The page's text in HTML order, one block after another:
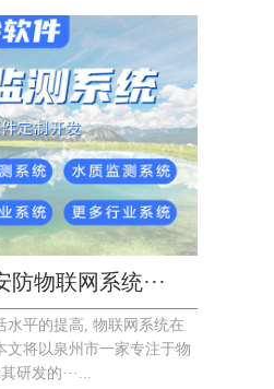
物联网系统···
水平的提高, 物联网系统在
文将以泉州市一家专注于物
研发的···...